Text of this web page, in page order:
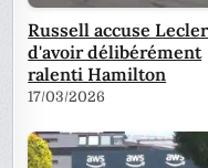
Russell accuse
d'avoir délibérément
ralenti Hamilton
17/03/2026